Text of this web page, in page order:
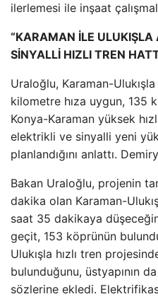
ilerlemesi ile inşaat
“KARAMAN İLE ULUKIŞLA
SİNYALLİ HIZLI TREN
Uraloğlu, Karaman-
kilometre hıza uygun, 135
Konya-Karaman yüksek
elektrikli ve sinyalli yeni
planlandığını anlattı.
Bakan Uraloğlu, projenin
dakika olan Karaman-
saat 35 dakikaya
geçit, 153 köprünün
Ulukışla hızlı tren
bulunduğunu, üstyapının
sözlerine ekledi.